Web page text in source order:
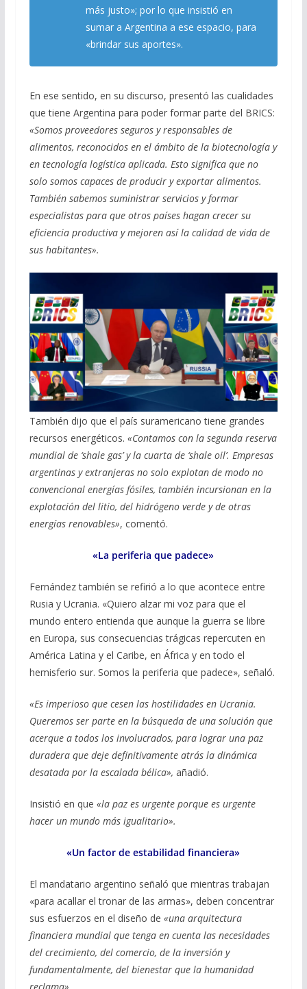
más justo»; por lo que insistió en
sumar a Argentina a ese espacio, para
«brindar sus aportes».
En ese sentido, en su discurso, presentó las cualidades
que tiene Argentina para poder formar parte del BRICS:
«Somos proveedores seguros y responsables de
alimentos, reconocidos en el ámbito de la biotecnología y
en tecnología logística aplicada. Esto significa que no
solo somos capaces de producir y exportar alimentos.
También sabemos suministrar servicios y formar
especialistas para que otros países hagan crecer su
eficiencia productiva y mejoren así la calidad de vida de
sus habitantes».
También dijo que el país suramericano tiene grandes
recursos energéticos. «Contamos con la segunda reserva
mundial de ‘shale gas’ y la cuarta de ‘shale oil’. Empresas
argentinas y extranjeras no solo explotan de modo no
convencional energías fósiles, también incursionan en la
explotación del litio, del hidrógeno verde y de otras
energías renovables», comentó.
«La periferia que padece»
Fernández también se refirió a lo que acontece entre
Rusia y Ucrania. «Quiero alzar mi voz para que el
mundo entero entienda que aunque la guerra se libre
en Europa, sus consecuencias trágicas repercuten en
América Latina y el Caribe, en África y en todo el
hemisferio sur. Somos la periferia que padece», señaló.
«Es imperioso que cesen las hostilidades en Ucrania.
Queremos ser parte en la búsqueda de una solución que
acerque a todos los involucrados, para lograr una paz
duradera que deje definitivamente atrás la dinámica
desatada por la escalada bélica», añadió.
Insistió en que «la paz es urgente porque es urgente
hacer un mundo más igualitario».
«Un factor de estabilidad financiera»
El mandatario argentino señaló que mientras trabajan
«para acallar el tronar de las armas», deben concentrar
sus esfuerzos en el diseño de «una arquitectura
financiera mundial que tenga en cuenta las necesidades
del crecimiento, del comercio, de la inversión y
fundamentalmente, del bienestar que la humanidad
reclama».